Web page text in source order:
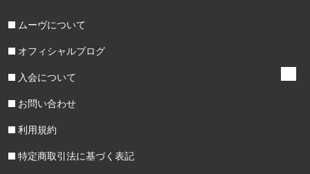
ムーヴについて
オフィシャルブログ
入会について
お問い合わせ
利用規約
特定商取引法に基づく表記